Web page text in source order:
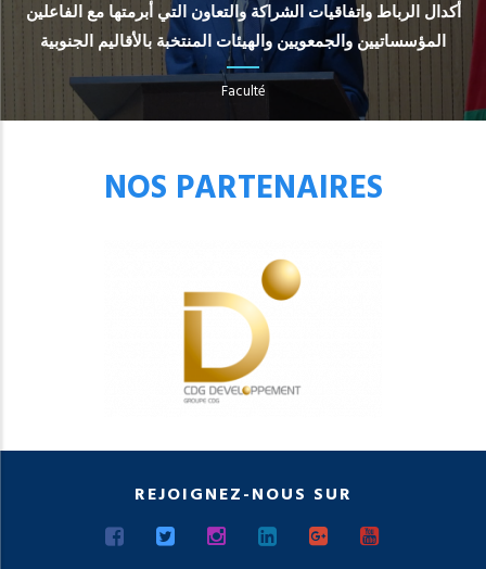
أكدال الرباط واتفاقيات الشراكة والتعاون التي أبرمتها مع الفاعلين
المؤسساتيين والجمعويين والهيئات المنتخبة بالأقاليم الجنوبية
Faculté
NOS PARTENAIRES
REJOIGNEZ-NOUS SUR